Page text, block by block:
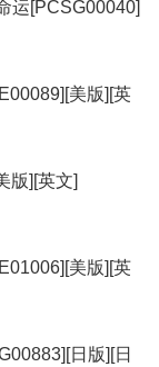
[PCSG00040]
美版][英
][英文]
美版][英
日版][日